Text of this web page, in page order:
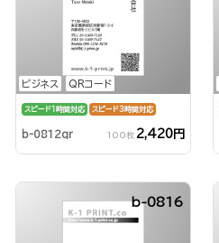
ビジネス QRコード
スピード1時間対応 スピード3時間対応
b-0812qr 100枚 2,420円
b-0816